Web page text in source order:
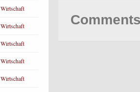
Wirtschaft
Wirtschaft
Wirtschaft
Wirtschaft
Wirtschaft